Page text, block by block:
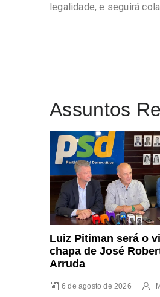
legalidade, e seguirá
Assuntos
Luiz Pitiman será o
chapa de José
Arruda
6 de agosto de 2026